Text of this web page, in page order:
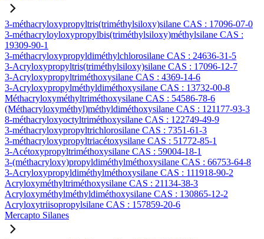
3-méthacryloxypropyltris(triméthylsiloxy)silane CAS : 17096-07-0
3-méthacryloyloxypropylbis(triméthylsiloxy)méthylsilane CAS :
19309-90-1
3-méthacryloxypropyldiméthylchlorosilane CAS : 24636-31-5
3-Acryloxypropyltris(triméthylsiloxy)silane CAS : 17096-12-7
3-Acryloxypropyltriméthoxysilane CAS : 4369-14-6
3-Acryloxypropylméthyldiméthoxysilane CAS : 13732-00-8
Méthacryloxyméthyltriméthoxysilane CAS : 54586-78-6
(Méthacryloxyméthyl)méthyldiméthoxysilane CAS : 121177-93-3
8-méthacryloxyoctyltriméthoxysilane CAS : 122749-49-9
3-méthacryloxypropyltrichlorosilane CAS : 7351-61-3
3-méthacryloxypropyltriacétoxysilane CAS : 51772-85-1
3-Acétoxypropyltriméthoxysilane CAS : 59004-18-1
3-(méthacryloxy)propyldiméthylméthoxysilane CAS : 66753-64-8
3-Acryloxypropyldiméthylméthoxysilane CAS : 111918-90-2
Acryloxyméthyltriméthoxysilane CAS : 21134-38-3
Acryloxyméthylméthyldiméthoxysilane CAS : 130865-12-2
Acryloxytriisopropylsilane CAS : 157859-20-6
Mercapto Silanes